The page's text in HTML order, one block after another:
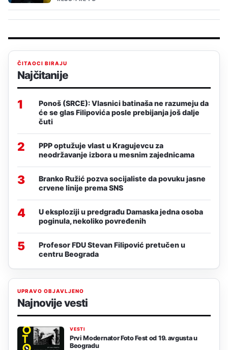
ČITAOCI BIRAJU
Najčitanije
1
Ponoš (SRCE): Vlasnici batinaša ne razumeju da
će se glas Filipovića posle prebijanja još dalje
čuti
2
PPP optužuje vlast u Kragujevcu za
neodržavanje izbora u mesnim zajednicama
3
Branko Ružić pozva socijaliste da povuku jasne
crvene linije prema SNS
4
U eksploziji u predgrađu Damaska jedna osoba
poginula, nekoliko povređenih
5
Profesor FDU Stevan Filipović pretučen u
centru Beograda
UPRAVO OBJAVLJENO
Najnovije vesti
VESTI
Prvi Modernator Foto Fest od 19. avgusta u
Beogradu